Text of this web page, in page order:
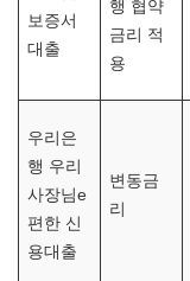
보증서
대출
행 협약
금리 적
용
우리은
행 우리
사장님e
편한 신
용대출
변동금
리